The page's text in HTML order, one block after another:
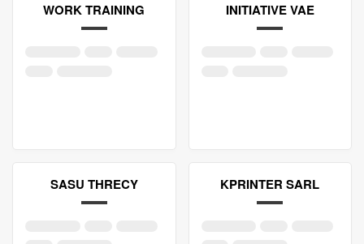
WORK TRAINING INITIATIVE VAE
SASU THRECY KPRINTER SARL